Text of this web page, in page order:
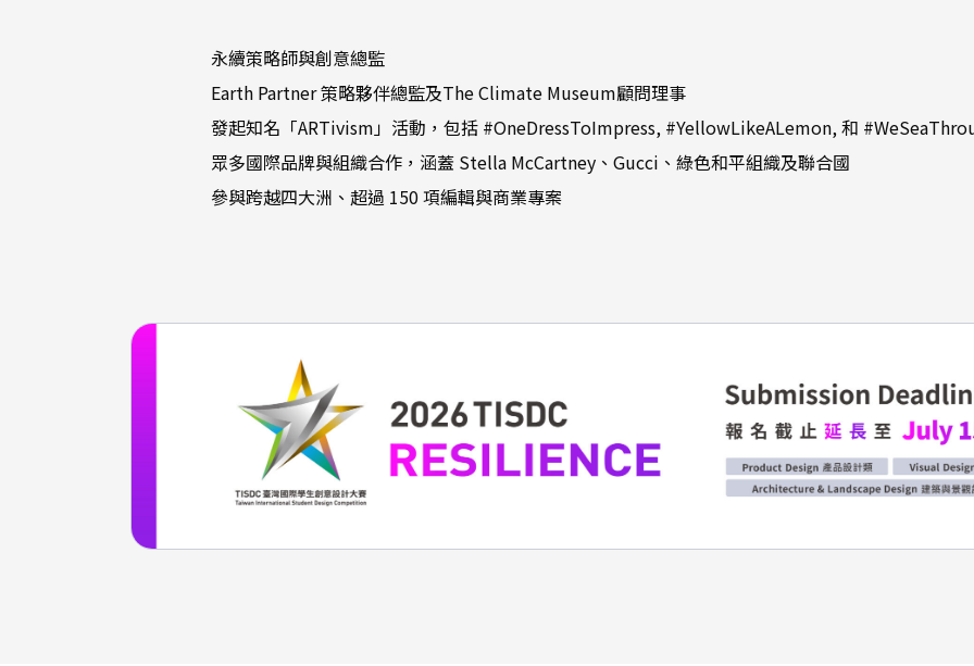
永續策略師與創意總監
Earth Partner 策略夥伴總監及The Climate Museum顧問理事
發起知名「ARTivism」活動，包括 #OneDressToImpress, #YellowLikeALemon, 和
眾多國際品牌與組織合作，涵蓋 Stella McCartney、Gucci、綠色和平組織及聯合國
參與跨越四大洲、超過 150 項編輯與商業專案